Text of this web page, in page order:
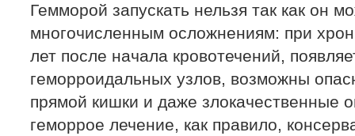
Гемморой запускать нельзя так как он
многочисленным осложнениям: при
лет после начала кровотечений,
геморроидальных узлов, возможны
прямой кишки и даже злокачественные
геморрое лечение, как правило,